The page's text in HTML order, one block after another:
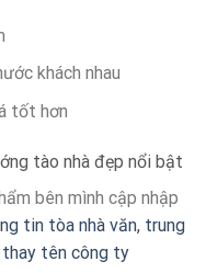
khách nhau
tốt hơn
tào nhà đẹp nổi bật
bên mình cập nhập
tin tòa nhà văn, trung
thay tên công ty